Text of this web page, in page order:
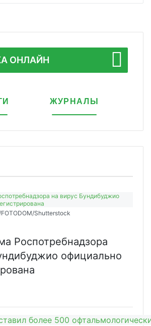
ОНЛАЙН
ЖУРНАЛЫ
Shutterstock
Роспотребнадзора
официально